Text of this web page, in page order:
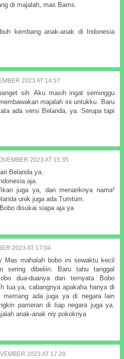
di majalah, mas Bams.
kembang anak-anak di Indonesia
2023 AT 14:57
sih. Aku masih ingat seminggu
majalah ini untukku. Baru
ada versi Belanda, ya. Serupa tapi
2023 AT 15:35
Belanda ya..
aja.
juga ya, dan menariknya nama²
unik juga ada Tumtum.
disukai siapa aja ya
2023 AT 17:04
Mas mahalah bobo ini sewaktu kecil
sering dibeliin. Baru tahu tanggal
dua-duanya dan ternyata Bobo
tua ya, cabangnya apakaha hanya di
memang ada juga ya di negara lain
pameran di tiap negara juga ya,
anak-anak niy pokoknya
2023 AT 17:29